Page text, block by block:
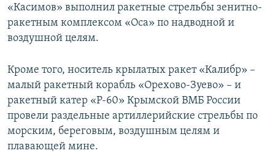
«Касимов» выполнил ракетные стрельбы зенитно-
ракетным комплексом «Оса» по надводной и
воздушной целям.
Кроме того, носитель крылатых ракет «Калибр» –
малый ракетный корабль «Орехово-Зуево» – и
ракетный катер «Р-60» Крымской ВМБ России
провели раздельные артиллерийские стрельбы по
морским, береговым, воздушным целям и
плавающей мине.